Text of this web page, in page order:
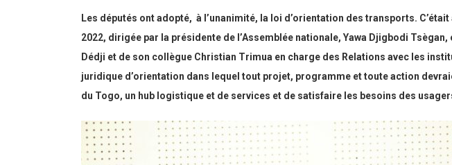
Les députés ont adopté, à l’unanimité, la loi d’orientation des transports.
2022, dirigée par la présidente de l’Assemblée nationale, Yawa Djigbodi
Dédji et de son collègue Christian Trimua en charge des Relations avec les
juridique d’orientation dans lequel tout projet, programme et toute action
du Togo, un hub logistique et de services et de satisfaire les besoins des